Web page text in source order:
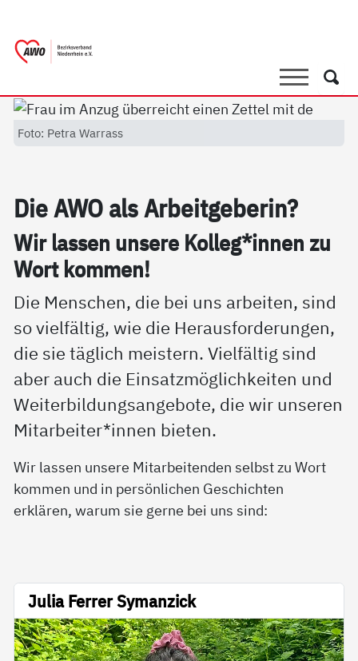
SucheSuche
Foto: Petra Warrass
Die AWO als Ar­beit­ge­be­rin?
Wir las­sen un­se­re Kol­leg*in­nen zu
Wort kom­men!
Die Menschen, die bei uns arbeiten, sind
so vielfältig, wie die Herausforderungen,
die sie täglich meistern. Vielfältig sind
aber auch die Einsatzmöglichkeiten und
Weiterbildungsangebote, die wir unseren
Mitarbeiter*innen bieten.
Wir lassen unsere Mitarbeitenden selbst zu Wort
kommen und in persönlichen Geschichten
erklären, warum sie gerne bei uns sind:
Julia Ferrer Symanzick